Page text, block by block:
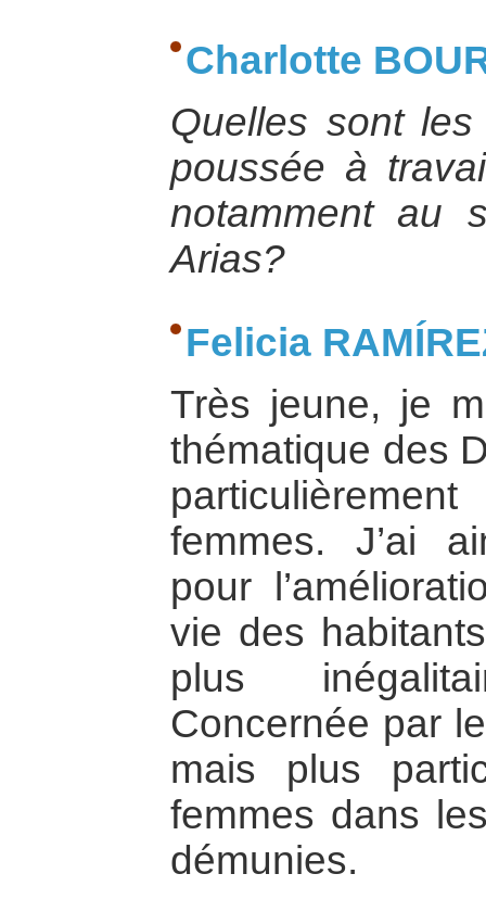
Charlotte
Quelles sont
poussée à
notamment au
Arias?
Felicia
Très jeune, je
thématique des
femmes. J’ai
pour
vie des
plus
Concernée par
mais plus
femmes dans
démunies.